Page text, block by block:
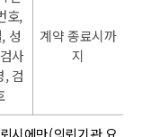
호,
성
사
, 검
계약 종료시까
지